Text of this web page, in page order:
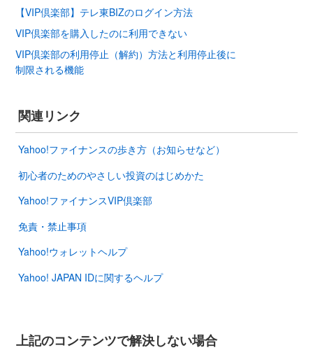
【VIP倶楽部】テレ東BIZのログイン方法
VIP倶楽部を購入したのに利用できない
VIP倶楽部の利用停止（解約）方法と利用停止後に
制限される機能
関連リンク
Yahoo!ファイナンスの歩き方（お知らせなど）
初心者のためのやさしい投資のはじめかた
Yahoo!ファイナンスVIP倶楽部
免責・禁止事項
Yahoo!ウォレットヘルプ
Yahoo! JAPAN IDに関するヘルプ
上記のコンテンツで解決しない場合